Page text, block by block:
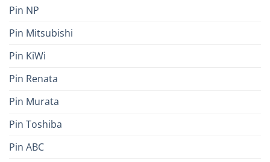
Pin NP
Pin Mitsubishi
Pin KiWi
Pin Renata
Pin Murata
Pin Toshiba
Pin ABC